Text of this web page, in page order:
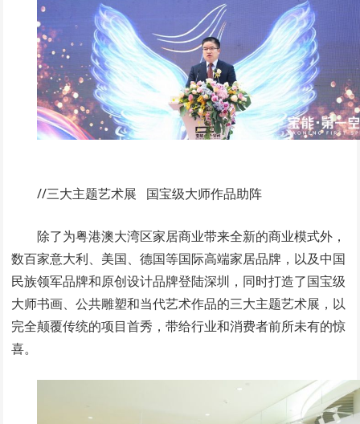
//三大主题艺术展 国宝级大师作品助阵
除了为粤港澳大湾区家居商业带来全新的商业模式外，
数百家意大利、美国、德国等国际高端家居品牌，以及中国
民族领军品牌和原创设计品牌登陆深圳，同时打造了国宝级
大师书画、公共雕塑和当代艺术作品的三大主题艺术展，以
完全颠覆传统的项目首秀，带给行业和消费者前所未有的惊
喜。